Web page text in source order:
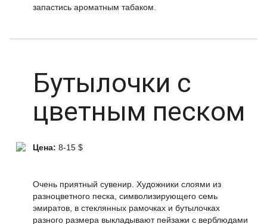
запастись ароматным табаком.
Бутылочки с
цветным песком
Цена: 8-15 $
Очень приятный сувенир. Художники слоями из
разноцветного песка, символизирующего семь
эмиратов, в стеклянных рамочках и бутылочках
разного размера выкладывают пейзажи с верблюдами